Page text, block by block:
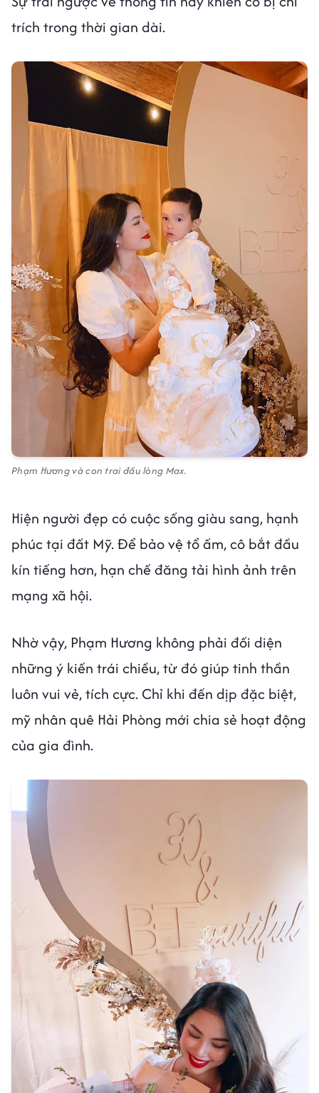
trích trong thời gian dài.
Phạm Hương và con trai đầu lòng Max.
Hiện người đẹp có cuộc sống giàu sang, hạnh
phúc tại đất Mỹ. Để bảo vệ tổ ấm, cô bắt đầu
kín tiếng hơn, hạn chế đăng tải hình ảnh trên
mạng xã hội.
Nhờ vậy, Phạm Hương không phải đối diện
những ý kiến trái chiều, từ đó giúp tinh thần
luôn vui vẻ, tích cực. Chỉ khi đến dịp đặc biệt,
mỹ nhân quê Hải Phòng mới chia sẻ hoạt động
của gia đình.